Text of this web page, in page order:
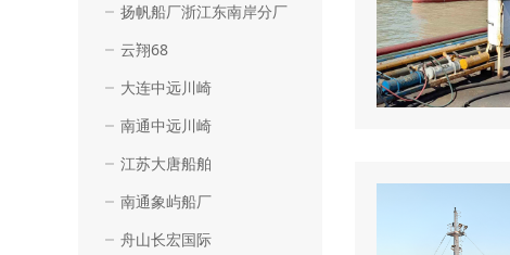
扬帆船厂浙江东南岸分厂
云翔68
大连中远川崎
南通中远川崎
江苏大唐船舶
南通象屿船厂
舟山长宏国际